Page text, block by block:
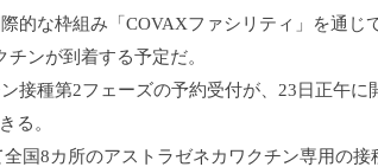
的な枠組み「 COVAXファシリティ」を通じ
ンが到着する予定だ。
接種第2フェーズの予約受付が、23日正午に
る。
全国8カ所のアストラゼネカワクチン専用の接